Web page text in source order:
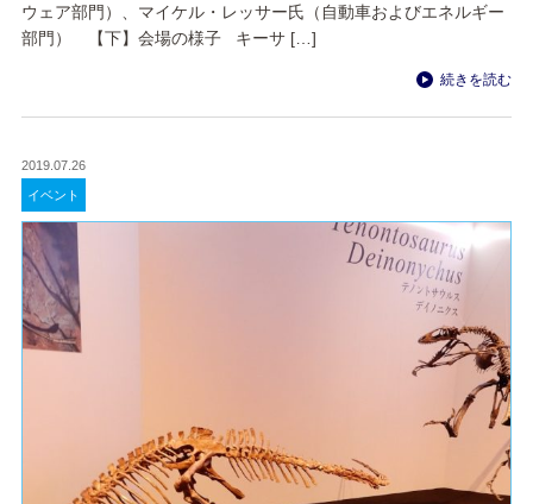
ウェア部門）、マイケル・レッサー氏（自動車およびエネルギー
部門） 【下】会場の様子 キーサ […]
続きを読む
2019.07.26
イベント